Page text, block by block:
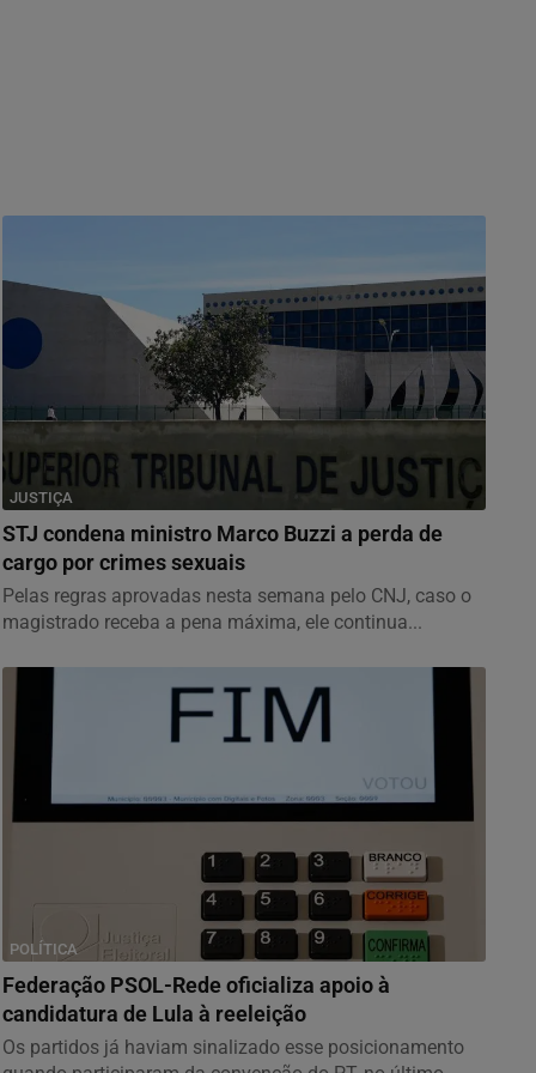
JUSTIÇA
STJ condena ministro Marco Buzzi a perda de
cargo por crimes sexuais
Pelas regras aprovadas nesta semana pelo CNJ, caso o
magistrado receba a pena máxima, ele continua...
POLÍTICA
Federação PSOL-Rede oficializa apoio à
candidatura de Lula à reeleição
Os partidos já haviam sinalizado esse posicionamento